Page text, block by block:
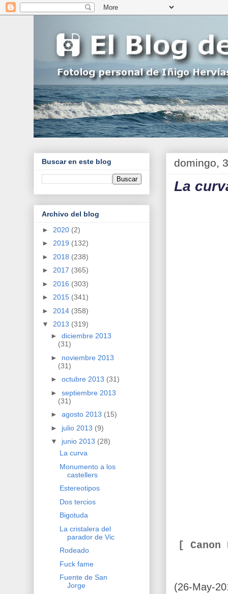
domingo,
La
[
(26-May-
Buscar en este blog
Archivo del blog
► 2020 (2)
► 2019 (132)
► 2018 (238)
► 2017 (365)
► 2016 (303)
► 2015 (341)
► 2014 (358)
▼ 2013 (319)
► diciembre 2013
(31)
► noviembre 2013
(31)
► octubre 2013 (31)
► septiembre 2013
(31)
► agosto 2013 (15)
► julio 2013 (9)
▼ junio 2013 (28)
La curva
Monumento a los
castellers
Estereotipos
Dos tercios
Bigotuda
La cristalera del
parador de Vic
Rodeado
Fuck fame
Fuente de San
Jorge